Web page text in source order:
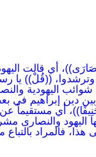
أي قالت
((قُلْ)) يا
اليهودية
دين إبراهيم في
أي مستقيماً
اليهود والنصارى
فالمراد بالتباع